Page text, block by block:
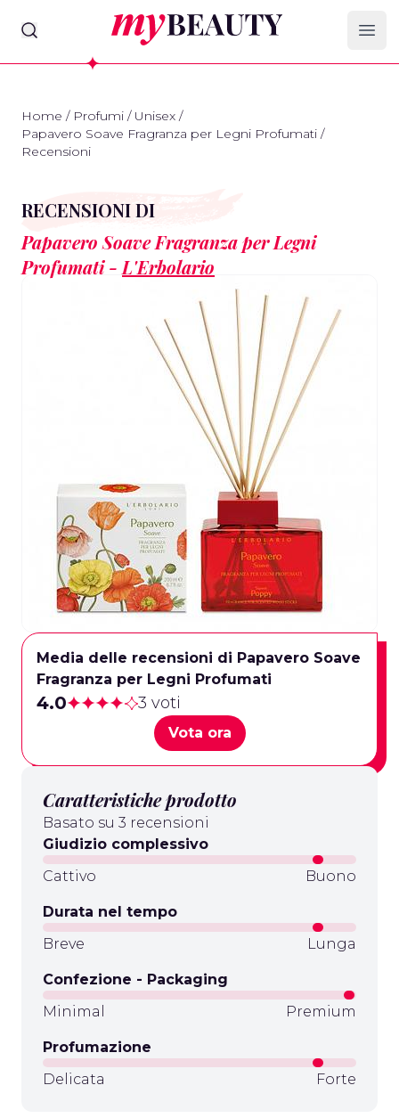
myBeauty
Home / Profumi / Unisex /
Papavero Soave Fragranza per Legni Profumati /
Recensioni
RECENSIONI DI
Papavero Soave Fragranza per Legni
Profumati - L'Erbolario
Media delle recensioni di Papavero Soave
Fragranza per Legni Profumati
4.0 3 voti
Vota ora
Caratteristiche prodotto
Basato su 3 recensioni
Giudizio complessivo
Cattivo
Buono
Durata nel tempo
Breve
Lunga
Confezione - Packaging
Minimal
Premium
Profumazione
Delicata
Forte